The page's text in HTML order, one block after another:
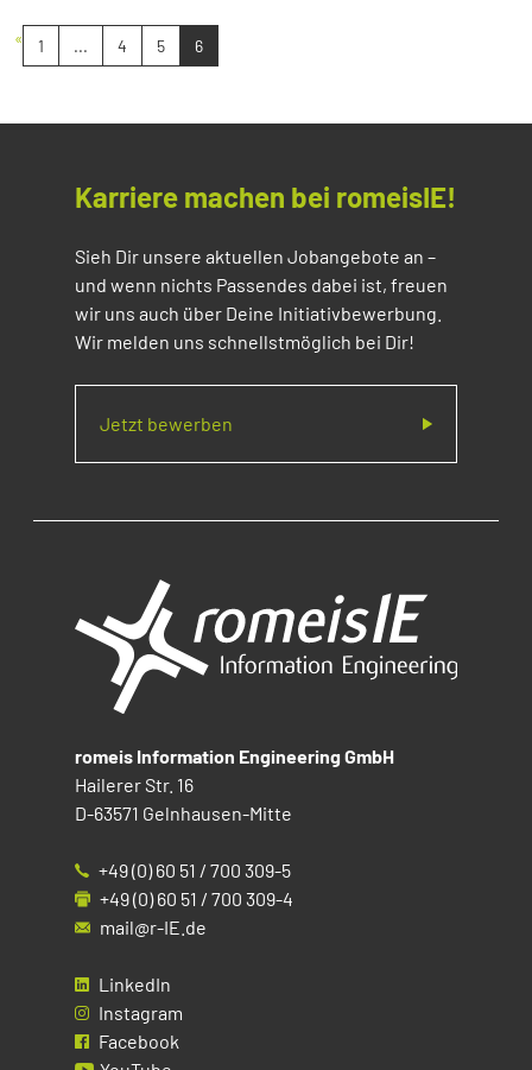
« 1 ... 4 5 6
Karriere machen bei romeisIE!
Sieh Dir unsere aktuellen Jobangebote an –
und wenn nichts Passendes dabei ist, freuen
wir uns auch über Deine Initiativbewerbung.
Wir melden uns schnellstmöglich bei Dir!
Jetzt bewerben
romeis Information Engineering GmbH
Hailerer Str. 16
D-63571 Gelnhausen-Mitte
+49 (0) 60 51 / 700 309-5
+49 (0) 60 51 / 700 309-4
mail@r-IE.de
LinkedIn
Instagram
Facebook